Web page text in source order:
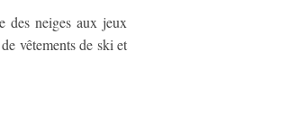
des neiges aux jeux
vêtements de ski et